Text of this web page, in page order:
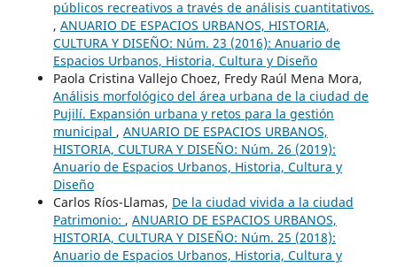
públicos recreativos a través de análisis cuantitativos.
, ANUARIO DE ESPACIOS URBANOS, HISTORIA,
CULTURA Y DISEÑO: Núm. 23 (2016): Anuario de
Espacios Urbanos, Historia, Cultura y Diseño
Paola Cristina Vallejo Choez, Fredy Raúl Mena Mora,
Análisis morfológico del área urbana de la ciudad de
Pujilí. Expansión urbana y retos para la gestión
municipal , ANUARIO DE ESPACIOS URBANOS,
HISTORIA, CULTURA Y DISEÑO: Núm. 26 (2019):
Anuario de Espacios Urbanos, Historia, Cultura y
Diseño
Carlos Ríos-Llamas, De la ciudad vivida a la ciudad
Patrimonio: , ANUARIO DE ESPACIOS URBANOS,
HISTORIA, CULTURA Y DISEÑO: Núm. 25 (2018):
Anuario de Espacios Urbanos, Historia, Cultura y